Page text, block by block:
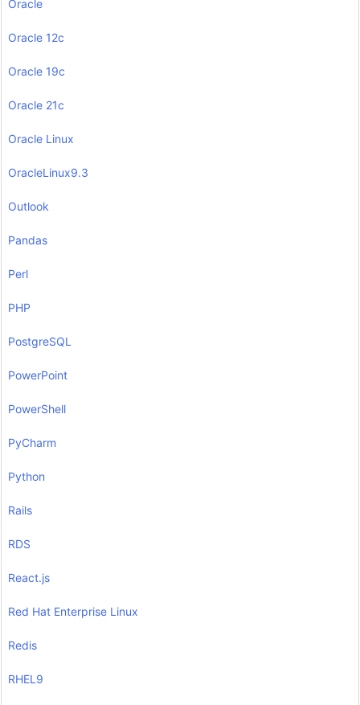
Oracle
Oracle 12c
Oracle 19c
Oracle 21c
Oracle Linux
OracleLinux9.3
Outlook
Pandas
Perl
PHP
PostgreSQL
PowerPoint
PowerShell
PyCharm
Python
Rails
RDS
React.js
Red Hat Enterprise Linux
Redis
RHEL9